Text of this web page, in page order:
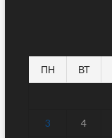
ПН ВТ
3 4